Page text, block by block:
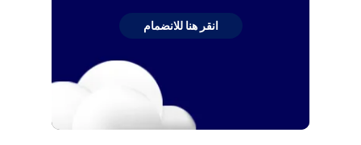
انقر هنا للانضمام